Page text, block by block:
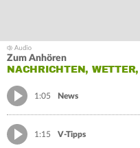
Zum Anhören
NACHRICHTEN,
1:05 News
1:15 V-Tipps